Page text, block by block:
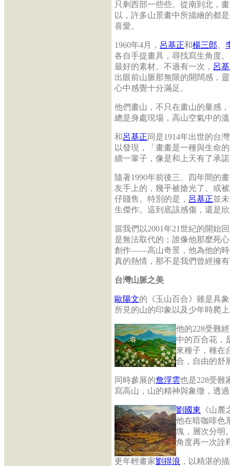
只剩西部一些些。從南到北，
以，許多山景畫中所描繪的都
喜愛。
1960年4月， 呂基正和楊三郎
各自手提畫具，尋找寫生角度
最好的素材。不過有一次， 呂
出眼前山脈那無限的開闊感，
心中感覺十分滿足。
他們畫山，不只在畫山的量感
總是身處現場，高山空氣中的
和呂基正同是1914年出世的台
以發現，「畫畫是一種與生命
續一輩子，像是和上天有了承
隨著1990年前後三、四年間的
友手上的，幾乎被搶光了、或
仔賤售。特別的是， 呂基正並
生傑作。這到底該感傷，還是
當我們以2001年21世紀的開始
是無法取代的；誰像他那麼死
創作——高山奇景，他為他的時
真的熱情，那不是我們曾經擁
台灣山脈之美
歐陽文的《玉山百合》雖是具
所見的山的印象以及少年時爬
他的228受難
中的百合花，
來種子，種在
合，自由的舒
同時參展的詹浮雲也是228受難
寫高山，山的精神與象徵，透
劉國東 《山
他在暗咖啡色
塊，層次分明
角度再一次詮
更年輕畫家劉得浪 ，以精湛的